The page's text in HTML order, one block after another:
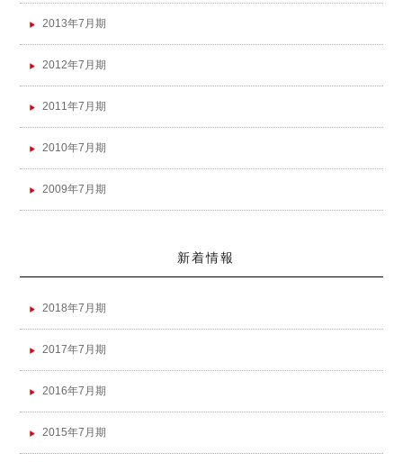
2013年7月期
2012年7月期
2011年7月期
2010年7月期
2009年7月期
新着情報
2018年7月期
2017年7月期
2016年7月期
2015年7月期